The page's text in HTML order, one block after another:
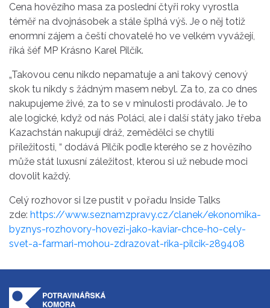
Cena hovězího masa za poslední čtyři roky vyrostla
téměř na dvojnásobek a stále šplhá výš. Je o něj totiž
enormní zájem a čeští chovatelé ho ve velkém vyvážejí,
říká šéf MP Krásno Karel Pilčík.
„Takovou cenu nikdo nepamatuje a ani takový cenový
skok tu nikdy s žádným masem nebyl. Za to, za co dnes
nakupujeme živé, za to se v minulosti prodávalo. Je to
ale logické, když od nás Poláci, ale i další státy jako třeba
Kazachstán nakupují dráž, zemědělci se chytili
příležitosti, “ dodává Pilčík podle kterého se z hovězího
může stát luxusní záležitost, kterou si už nebude moci
dovolit každý.
Celý rozhovor si lze pustit v pořadu Inside Talks
zde: https://www.seznamzpravy.cz/clanek/ekonomika-
byznys-rozhovory-hovezi-jako-kaviar-chce-ho-cely-
svet-a-farmari-mohou-zdrazovat-rika-pilcik-289408